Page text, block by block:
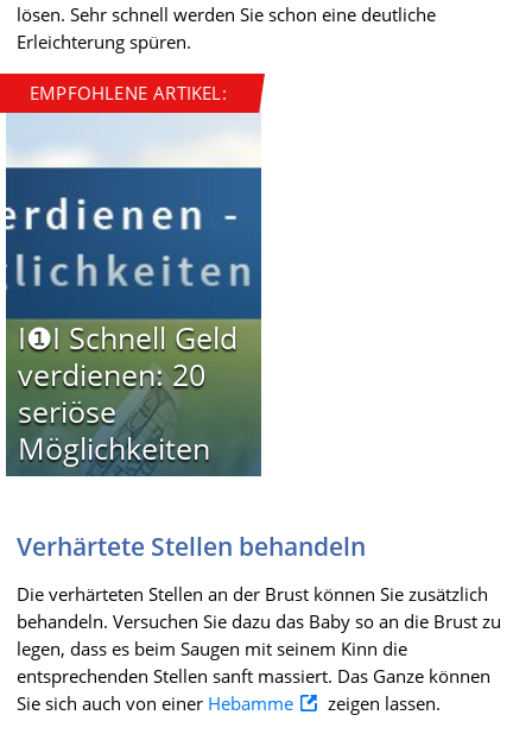
lösen. Sehr schnell werden Sie schon eine deutliche
Erleichterung spüren.
EMPFOHLENE ARTIKEL:
I❶I Schnell Geld
verdienen: 20
seriöse
Möglichkeiten
Verhärtete Stellen behandeln
Die verhärteten Stellen an der Brust können Sie zusätzlich
behandeln. Versuchen Sie dazu das Baby so an die Brust zu
legen, dass es beim Saugen mit seinem Kinn die
entsprechenden Stellen sanft massiert. Das Ganze können
Sie sich auch von einer Hebamme
zeigen lassen.